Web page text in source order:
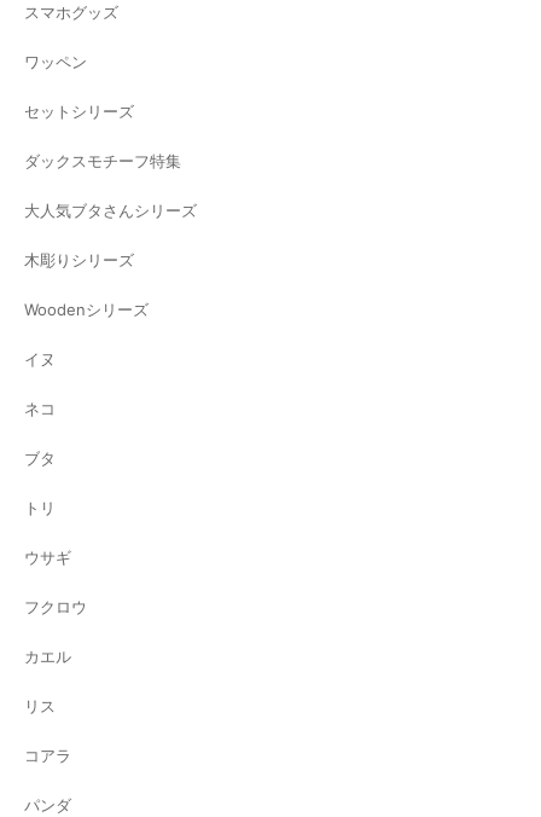
スマホグッズ
ワッペン
セットシリーズ
ダックスモチーフ特集
大人気ブタさんシリーズ
木彫りシリーズ
Woodenシリーズ
イヌ
ネコ
ブタ
トリ
ウサギ
フクロウ
カエル
リス
コアラ
パンダ